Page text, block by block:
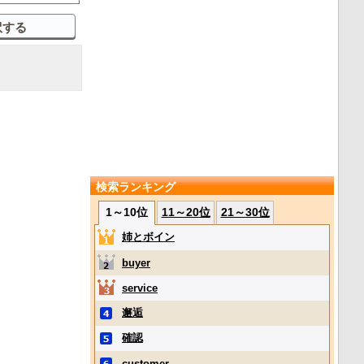
検索ランキング
1～10位
11～20位 21～30位
姉とボイン
buyer
service
邂逅
確認